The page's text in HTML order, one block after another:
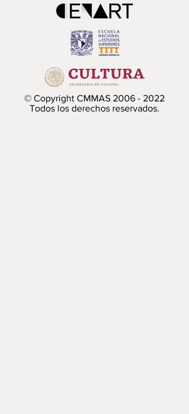
© Copyright CMMAS 2006 - 2022
Todos los derechos reservados.